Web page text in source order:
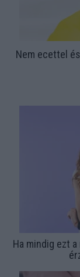
Nem ecettel
Ha mindig ezt